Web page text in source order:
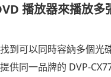
播放器來播放多
到可以同時容納多個光
供同一品牌的 DVP-